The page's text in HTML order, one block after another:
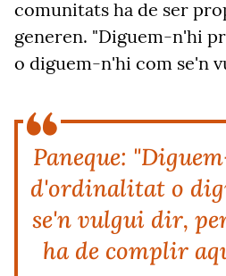
comunitats ha de ser
generen. "Diguem-n'hi
o diguem-n'hi com se'n
Paneque:
d'ordinalitat o
se'n vulgui dir,
ha de complir